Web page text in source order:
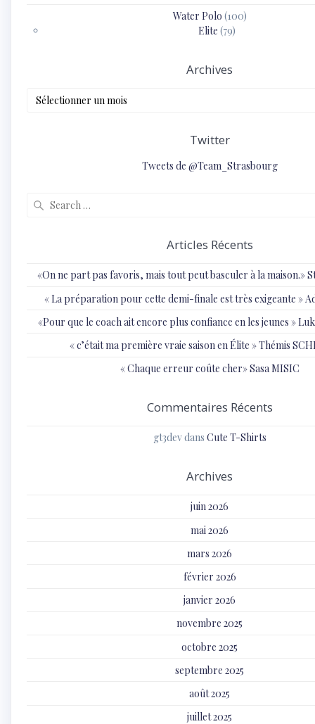
Water Polo (100)
Elite (79)
Archives
Twitter
Tweets de @Team_Strasbourg
Articles Récents
«On ne part pas favoris, mais tout peut basculer à la maison.»
« ⁠La préparation pour cette demi-finale est très exigeante »
«Pour que le coach ait encore plus confiance en les jeunes »
« c’était ma première vraie saison en Élite » Thémis
« Chaque erreur coûte cher» Sasa MISIC
Commentaires Récents
gt3devdans Cute T-Shirts
Archives
juin 2026
mai 2026
mars 2026
février 2026
janvier 2026
novembre 2025
octobre 2025
septembre 2025
août 2025
juillet 2025